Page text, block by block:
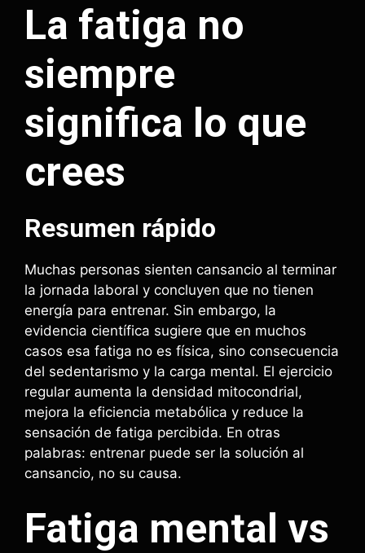
La fatiga no
siempre
significa lo que
crees
Resumen rápido
Muchas personas sienten cansancio al terminar
la jornada laboral y concluyen que no tienen
energía para entrenar. Sin embargo, la
evidencia científica sugiere que en muchos
casos esa fatiga no es física, sino consecuencia
del sedentarismo y la carga mental. El ejercicio
regular aumenta la densidad mitocondrial,
mejora la eficiencia metabólica y reduce la
sensación de fatiga percibida. En otras
palabras: entrenar puede ser la solución al
cansancio, no su causa.
Fatiga mental vs